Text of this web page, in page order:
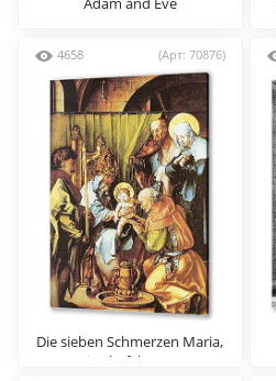
4658 (Арт: 70876)
Die sieben Schmerzen Maria,
Mitteltafel (Szene